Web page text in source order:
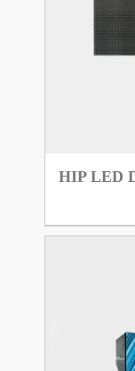
HIP LED